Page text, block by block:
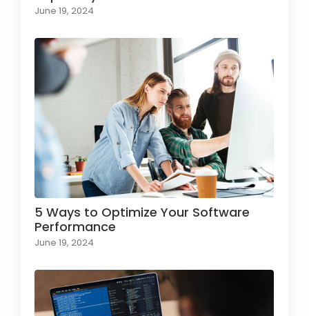
June 19, 2024
5 Ways to Optimize Your Software
Performance
June 19, 2024